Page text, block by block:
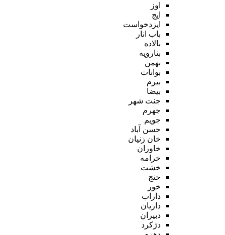
اوز
ایج
ایزدخواست
باب انار
بالاده
بنارویه
بهمن
بوانات
بیرم
بیضا
جنت شهر
جهرم
جویم
حسن آباد
خان زنیان
خاوران
خرامه
خشت
خنج
خور
داراب
داریان
دبیران
دژکرد